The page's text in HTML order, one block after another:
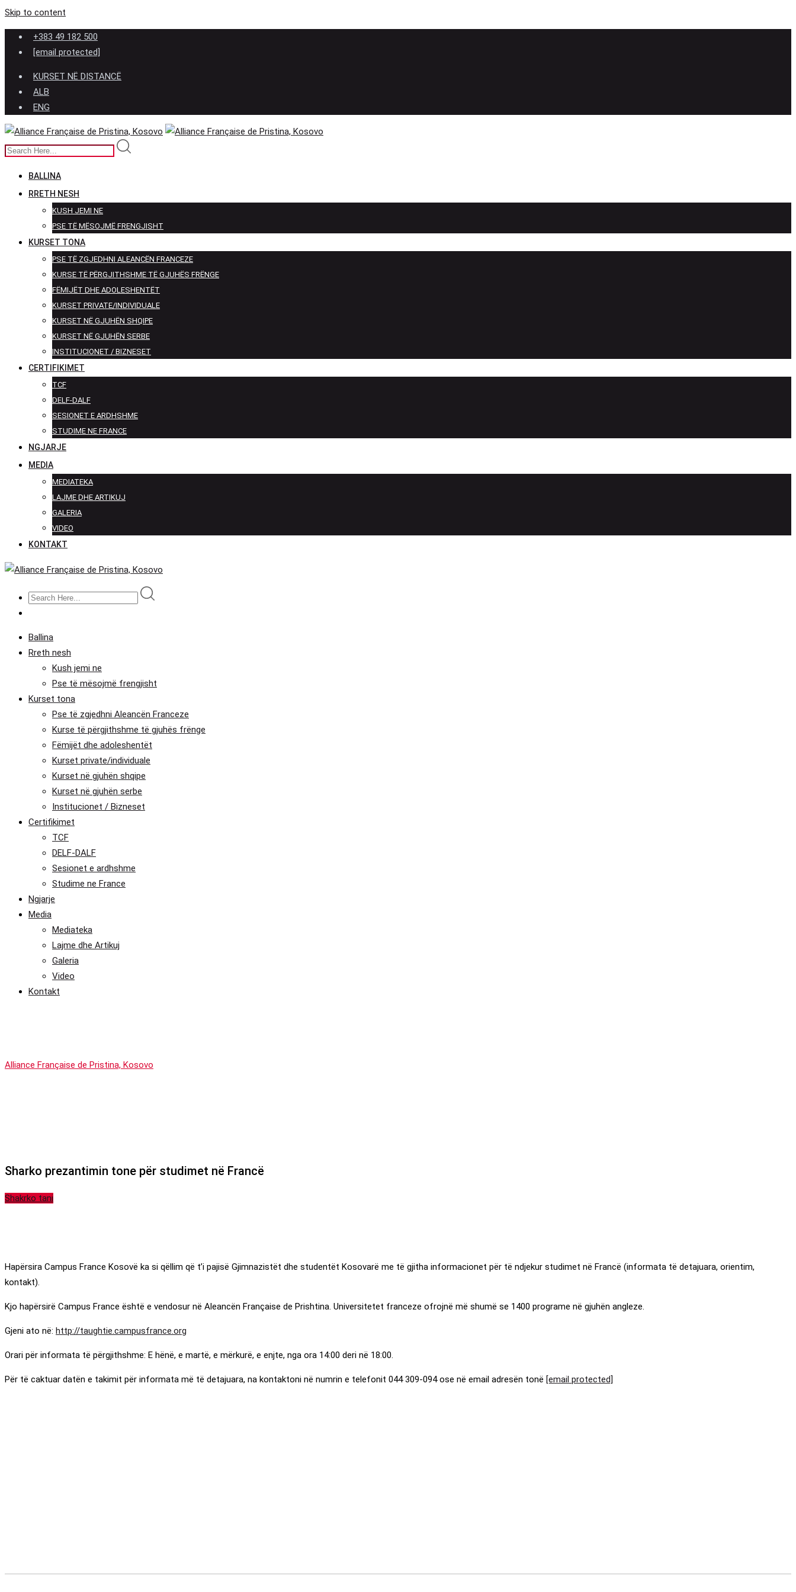
Skip to content
+383 49 182 500
[email protected]
KURSET NË DISTANCË
ALB
ENG
BALLINA
RRETH NESH
KUSH JEMI NE
PSE TË MËSOJMË FRENGJISHT
KURSET TONA
PSE TË ZGJEDHNI ALEANCËN FRANCEZE
KURSE TË PËRGJITHSHME TË GJUHËS FRËNGE
FËMIJËT DHE ADOLESHENTËT
KURSET PRIVATE/INDIVIDUALE
KURSET NË GJUHËN SHQIPE
KURSET NË GJUHËN SERBE
INSTITUCIONET / BIZNESET
CERTIFIKIMET
TCF
DELF-DALF
SESIONET E ARDHSHME
STUDIME NE FRANCE
NGJARJE
MEDIA
MEDIATEKA
LAJME DHE ARTIKUJ
GALERIA
VIDEO
KONTAKT
Ballina
Rreth nesh
Kush jemi ne
Pse të mësojmë frengjisht
Kurset tona
Pse të zgjedhni Aleancën Franceze
Kurse të përgjithshme të gjuhës frënge
Fëmijët dhe adoleshentët
Kurset private/individuale
Kurset në gjuhën shqipe
Kurset në gjuhën serbe
Institucionet / Bizneset
Certifikimet
TCF
DELF-DALF
Sesionet e ardhshme
Studime ne France
Ngjarje
Media
Mediateka
Lajme dhe Artikuj
Galeria
Video
Kontakt
Alliance Française de Pristina, Kosovo
Sharko prezantimin tone për studimet në Francë
Shakrko tani
Hapërsira Campus France Kosovë ka si qëllim që t’i pajisë Gjimnazistët dhe studentët Kosovarë me të gjitha informacionet për të ndjekur studimet në Francë (informata të detajuara, orientim,
kontakt).
Kjo hapërsirë Campus France është e vendosur në Aleancën Française de Prishtina. Universitetet franceze ofrojnë më shumë se 1400 programe në gjuhën angleze.
Gjeni ato në: http://taughtie.campusfrance.org
Orari për informata të përgjithshme: E hënë, e martë, e mërkurë, e enjte, nga ora 14:00 deri në 18:00.
Për të caktuar datën e takimit për informata më të detajuara, na kontaktoni në numrin e telefonit 044 309-094 ose në email adresën tonë [email protected]